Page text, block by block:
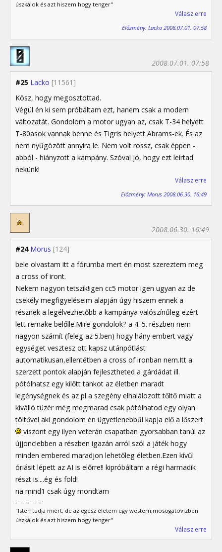
úszkálok és azt hiszem hogy tenger"
Válasz erre
Előzmény: Lacko 2008.07.01. 07:58
#25 Lacko [11561]
2008.07.01. 07:58
Kösz, hogy megosztottad.
Végül én ki sem próbáltam ezt, hanem csak a modern
változatát. Gondolom a motor ugyan az, csak T-34 helyett
T-80asok vannak benne és Tigris helyett Abrams-ek. És az
nem nyűgözött annyira le. Nem volt rossz, csak éppen -
abból - hiányzott a kampány. Szóval jó, hogy ezt leírtad
nekünk!
Válasz erre
Előzmény: Morus 2008.06.30. 16:49
#24 Morus [124]
2008.06.30. 16:49
bele olvastam itt a fórumba mert én most szereztem meg
a cross of iront.
Nekem nagyon tetszik!igen cc5 motor igen ugyan az de
csekély megfigyeléseim alapján úgy hiszem ennek a
résznek a legélvezhetőbb a kampánya valószínűleg ezért
lett remake belőlle.Mire gondolok? a 4. 5. részben nem
nagyon számít (feleg az 5.ben) hogy hány embert vagy
egységet vesztesz ott kapsz utánpótlást
automatikusan,ellentétben a cross of ironban nem.Itt a
szerzett pontok alapján fejlesztheted a gárdádat ill.
pótólhatsz egy kilőtt tankot az életben maradt
legénységnek és az pl a szegény elhalálozott tőltő miatt a
kiválló tüzér még megmarad csak pótólhatod egy olyan
töltővel aki gondolom én ügyetlenebbűl kapja elő a lőszert
viszont egy ilyen veterán csapatban gyorsabban tanúl az
újjonc!ebben a részben igazán arról szól a játék hogy
minden embered maradjon lehetőleg életben.Ezen kívűl
óriásit lépett az AI is előrre!! kipróbáltam a régi harmadik
részt is....ég és föld!
na mind1 csak úgy mondtam
"Isten tudja miért, de az egész életem egy western,mosogatóvízben
úszkálok és azt hiszem hogy tenger"
Válasz erre